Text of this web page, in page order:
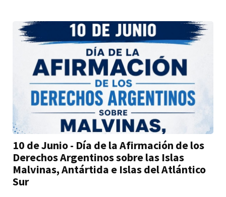
10 de Junio - Día de la Afirmación de los
Derechos Argentinos sobre las Islas
Malvinas, Antártida e Islas del Atlántico
Sur